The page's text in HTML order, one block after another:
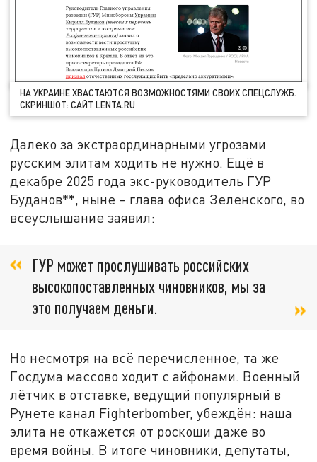
НА УКРАИНЕ ХВАСТАЮТСЯ ВОЗМОЖНОСТЯМИ СВОИХ СПЕЦСЛУЖБ.
СКРИНШОТ: САЙТ LENTA.RU
Далеко за экстраординарными угрозами
русским элитам ходить не нужно. Ещё в
декабре 2025 года экс-руководитель ГУР
Буданов**, ныне – глава офиса Зеленского, во
всеуслышание заявил:
ГУР может прослушивать российских
высокопоставленных чиновников, мы за
это получаем деньги.
Но несмотря на всё перечисленное, та же
Госдума массово ходит с айфонами. Военный
лётчик в отставке, ведущий популярный в
Рунете канал Fighterbomber, убеждён: наша
элита не откажется от роскоши даже во
время войны. В итоге чиновники, депутаты,